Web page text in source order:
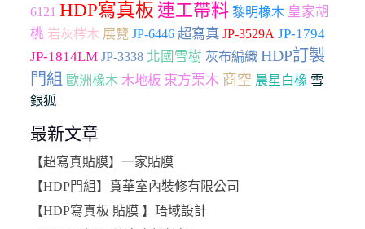
6121 HDP寫真板 連工帶料 黎明橡木 皇家胡
桃 岩灰梣木 展覽 JP-6446 超寫真 JP-3529A JP-1794
JP-1814LM JP-3338 北國雪樹 灰布編織 HDP訂製
門組 歐洲橡木 木地板 東方栗木 商空 晨星白橡 雪
銀狐
最新文章
【超寫真貼膜】一家貼膜
【HDP門組】賁華室內裝修有限公司
【HDP寫真板 貼膜 】珸域設計